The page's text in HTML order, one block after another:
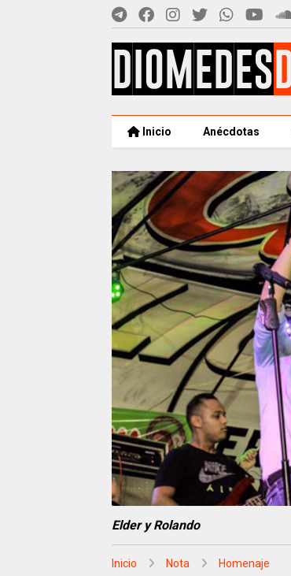
Inicio Anécdotas
Elder y Rolando
Inicio Nota Homenaje